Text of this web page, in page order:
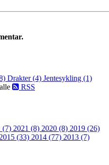
Drakter (4) Jentesykling (1)
RSS
(7) 2021 (8) 2020 (8) 2019 (26)
2015 (33) 2014 (77) 2013 (7)